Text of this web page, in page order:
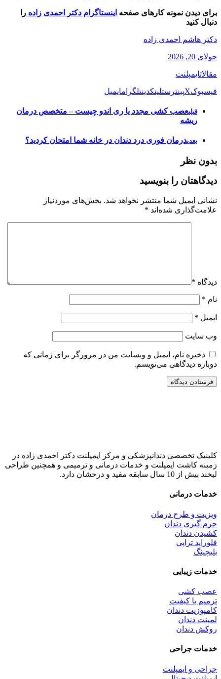
برای دیدن نمونه کارهای صفحه اینستاگرام دکتر احمدی زاده را
دنبال کنید
دکتر هاشم احمدی زاده
جولای 20, 2026
مقالاتایمپلنت
فیسبوکXپینترستلینکدینتلگرامایمیل
قبلیعصب کشی مجدد یا ری اندو چیست – متخصص درمان
ریشه
بعدیدرمان فوری درد دندان در خانه شما امتحان کردید؟
بدون نظر
دیدگاهتان را بنویسید
نشانی ایمیل شما منتشر نخواهد شد. بخش‌های موردنیاز
علامت‌گذاری شده‌اند *
دیدگاه *
نام *
ایمیل *
وب‌ سایت
ذخیره نام، ایمیل و وبسایت من در مرورگر برای زمانی که
دوباره دیدگاهی می‌نویسم.
کلینیک تخصصی دندانپزشکی و مرکز ایمپلنت دکتر احمدی زاده در
زمینه کاشت ایمپلنت و خدمات درمانی و ترمیمی و همچنین طراحی
لبخند بیش از 10 سال سابقه مفید و درخشان دارد.
خدمات درمانی
ویزیت و طرح درمان
جرم گیری دندان
کشیدن دندان
فلوراید تراپی
بلیچینگ
خدمات زیبایی
عصب کشی
ترمیم با کیفیت
کامپوزیت دندان
لمینت دندان
روکش دندان
خدمات جراحی
جراحی و ایمپلنت